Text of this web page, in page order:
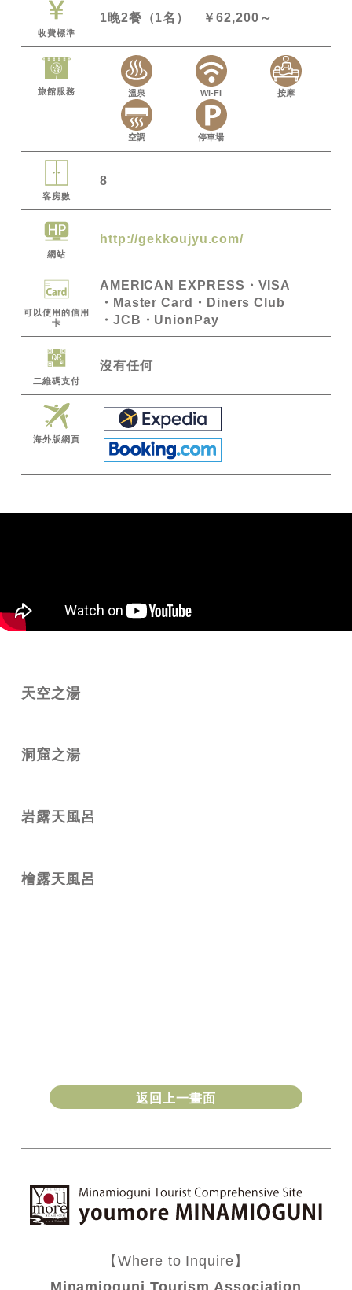
收費標準
1晚2餐（1名） ￥62,200～
旅館服務 溫泉 Wi-Fi 按摩
空調 停車場
客房數
8
網站
http://gekkoujyu.com/
可以使用的信用
卡
AMERICAN EXPRESS
VISA
Master Card
Diners Club
JCB
UnionPay
二維碼支付
沒有任何
海外版網頁
天空之湯
洞窟之湯
岩露天風呂
檜露天風呂
返回上一畫面
【Where to Inquire】